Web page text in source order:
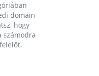
domain
hogy
számodra